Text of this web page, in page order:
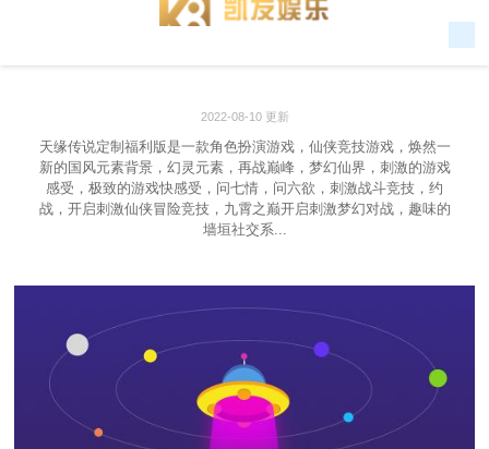
2022-08-10 更新
天缘传说定制福利版是一款角色扮演游戏，仙侠竞技游戏，焕然一
新的国风元素背景，幻灵元素，再战巅峰，梦幻仙界，刺激的游戏
感受，极致的游戏快感受，问七情，问六欲，刺激战斗竞技，约
战，开启刺激仙侠冒险竞技，九霄之巅开启刺激梦幻对战，趣味的
墙垣社交系...